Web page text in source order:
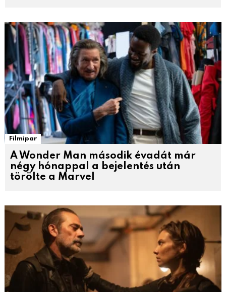
Filmipar
A Wonder Man második évadát már
négy hónappal a bejelentés után
törölte a Marvel